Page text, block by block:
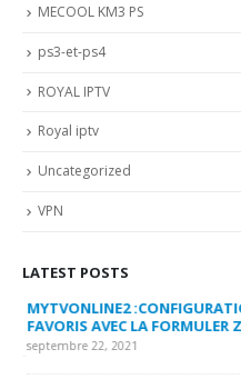
MECOOL KM3 PS
ps3-et-ps4
ROYAL IPTV
Royal iptv
Uncategorized
VPN
LATEST POSTS
MYTVONLINE2
FAVORIS AVEC LA FORMULER
septembre 22, 2021